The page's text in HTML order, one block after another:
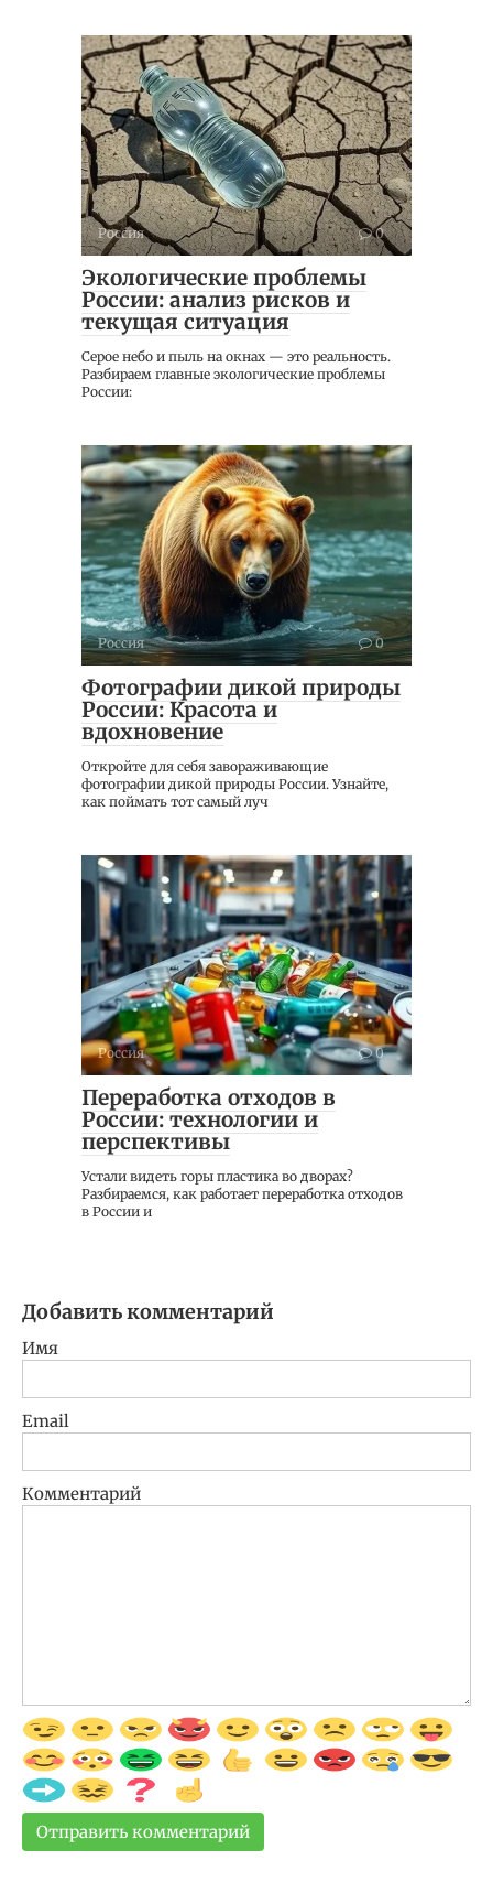
Россия 0
Экологические проблемы
России: анализ рисков и
текущая ситуация
Серое небо и пыль на окнах — это реальность.
Разбираем главные экологические проблемы
России:
Россия 0
Фотографии дикой природы
России: Красота и
вдохновение
Откройте для себя завораживающие
фотографии дикой природы России. Узнайте,
как поймать тот самый луч
Россия 0
Переработка отходов в
России: технологии и
перспективы
Устали видеть горы пластика во дворах?
Разбираемся, как работает переработка отходов
в России и
Добавить комментарий
Имя
Email
Комментарий